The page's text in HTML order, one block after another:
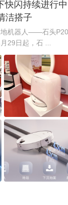
快闪持续进行
洁搭子
机器人——石头
29日起，石 ...